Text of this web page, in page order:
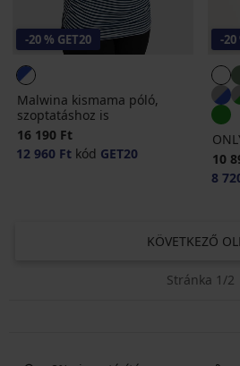
-20 % GET20
Malwina kismama póló,
szoptatáshoz is
16 190 Ft
12 960 Ft kód GET20
-20
10
8
KÖVETKEZŐ
Stránka 1/2